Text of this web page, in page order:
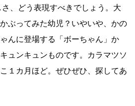
、どう表現すべきでしょう。大
ぶってみた幼児？いやいや、かの
んに登場する「ボーちゃん」か
ュンキュンものです。カラマツソ
１カ月ほど。ぜひぜひ、探してあ